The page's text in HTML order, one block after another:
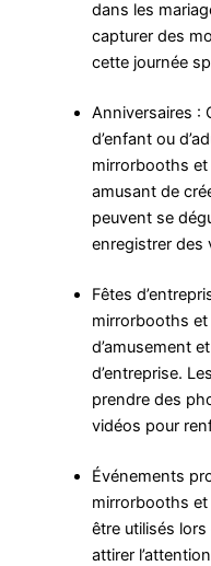
dans les
capturer des
cette journée
Anniversaires :
d’enfant ou
mirrorbooths
amusant de
peuvent se
enregistrer des
Fêtes
mirrorbooths
d’amusement
d’entreprise.
prendre des
vidéos pour
Événements
mirrorbooths
être utilisés
attirer